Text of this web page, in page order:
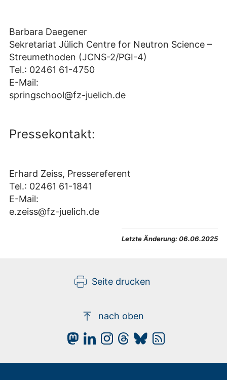
Barbara Daegener
Sekretariat Jülich Centre for Neutron Science –
Streumethoden (JCNS-2/PGI-4)
Tel.: 02461 61-4750
E-Mail:
springschool@fz-juelich.de
Pressekontakt:
Erhard Zeiss, Pressereferent
Tel.: 02461 61-1841
E-Mail:
e.zeiss@fz-juelich.de
Letzte Änderung:06.06.2025
Seite drucken
nach oben